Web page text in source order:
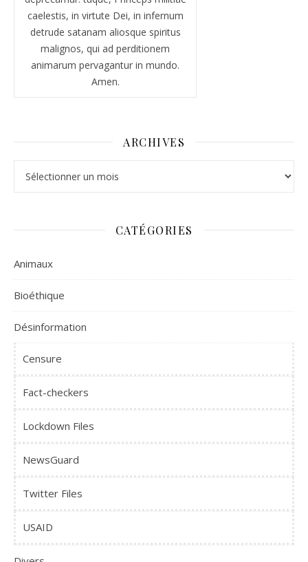
caelestis, in virtute Dei, in infernum
detrude satanam aliosque spiritus
malignos, qui ad perditionem
animarum pervagantur in mundo.
Amen.
ARCHIVES
CATÉGORIES
Animaux
Bioéthique
Désinformation
Censure
Fact-checkers
Lockdown Files
NewsGuard
Twitter Files
USAID